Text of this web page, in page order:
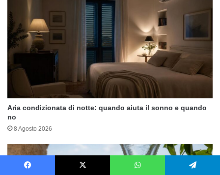
Aria condizionata di notte: quando aiuta il sonno e quando
no
8 Agosto 2026